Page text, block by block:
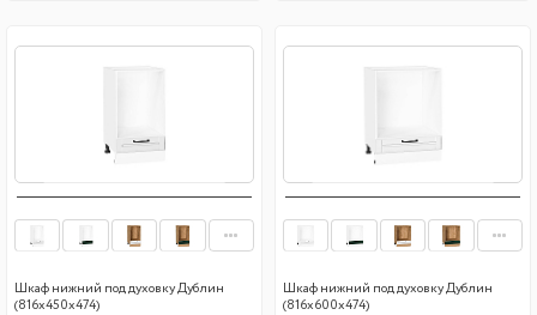
Шкаф нижний под духовку Дублин
(816х450х474)
Шкаф нижний под духовку Дублин
(816х600х474)